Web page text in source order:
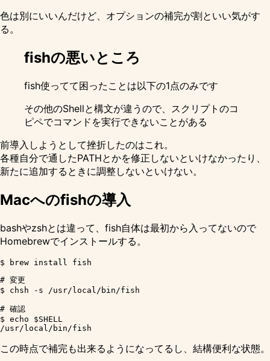
色は別にいいんだけど、オプションの補完が割といい気がす
る。
fishの悪いところ
fish使ってて困ったことは以下の1点のみです
その他のShellと構文が違うので、スクリプトのコ
ピペでコマンドを実行できないことがある
前導入しようとして挫折したのはこれ。
各種自分で通したPATHとかを修正しないといけなかったり、
新たに追加するときに調整しないといけない。
Macへのfishの導入
bashやzshとは違って、fish自体は最初から入ってないので
Homebrewでインストールする。
# 変更
$ chsh -s /usr/local/bin/fish
# 確認
$ echo $SHELL
この時点で補完も出来るようになってるし、結構便利な状態。